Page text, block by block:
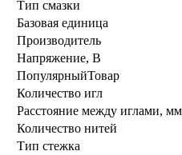
Тип смазки
Базовая единица
Производитель
Напряжение, В
ПопулярныйТовар
Количество игл
Расстояние между иглами, мм
Количество нитей
Тип стежка